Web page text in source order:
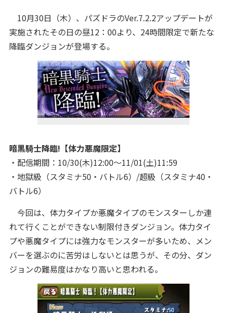
10月30日（木）、パズドラのVer.7.2.2アップデートが
実施されたその日の昼12：00より、24時間限定で新たな
降臨ダンジョンが登場する。
暗黒騎士降臨!【体力悪魔限定】
・配信期間：10/30(木)12:00～11/01(土)11:59
・地獄級（スタミナ50・バトル6）/超級（スタミナ40・
バトル6）
今回は、体力タイプか悪魔タイプのモンスターしか連
れて行くことができない制限付きダンジョン。体力タイ
プや悪魔タイプには強力なモンスターが多いため、メン
バーを選ぶのに苦労はしないとは思うが、その分、ダン
ジョンの難易度はかなり高いと思われる。